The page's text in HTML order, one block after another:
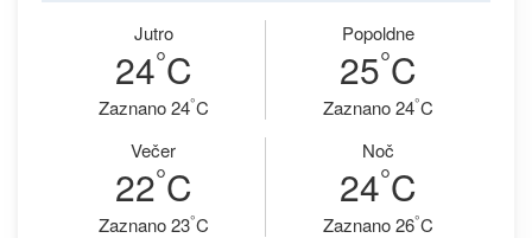
Jutro
24°C
Zaznano 24°C
Popoldne
25°C
Zaznano 24°C
Večer
22°C
Zaznano 23°C
Noč
24°C
Zaznano 26°C